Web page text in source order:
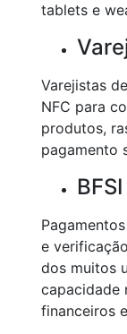
tablets e
Varejistas
NFC para
produtos,
pagamento
BFSI
e
dos muitos
capacidade
financeiros